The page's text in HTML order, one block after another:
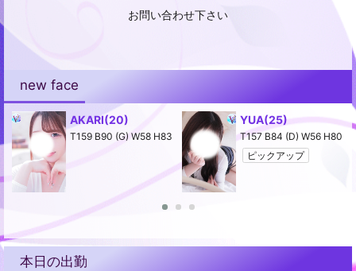
お問い合わせ下さい
new face
AKARI(20)
T159 B90 (G) W58 H83
YUA(25)
T157 B84 (D) W56 H80
ピックアップ
本日の出勤